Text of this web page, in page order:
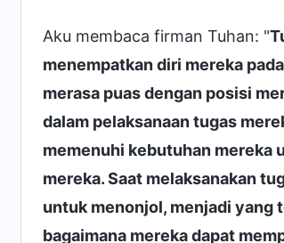
Aku membaca firman Tuhan: "
menempatkan diri mereka
merasa puas dengan posisi
dalam pelaksanaan tugas
memenuhi kebutuhan mereka
mereka. Saat melaksanakan
untuk menonjol, menjadi
bagaimana mereka dapat